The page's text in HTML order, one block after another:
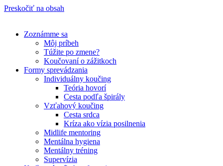
Preskočiť na obsah
Zoznámme sa
Môj príbeh
Túžite po zmene?
Koučovaní o zážitkoch
Formy sprevádzania
Individuálny koučing
Teória hovorí
Cesta podľa špirály
Vzťahový koučing
Cesta srdca
Kríza ako vízia posilnenia
Midlife mentoring
Mentálna hygiena
Mentálny tréning
Supervízia